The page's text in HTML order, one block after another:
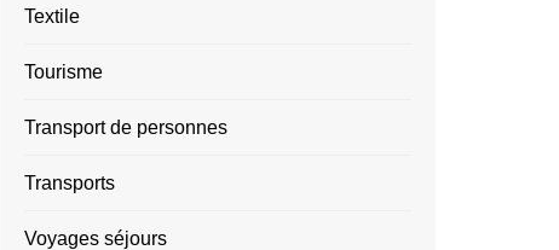
Textile
Tourisme
Transport de personnes
Transports
Voyages séjours